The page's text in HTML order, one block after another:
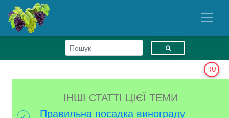
RU
ІНШІ СТАТТІ ЦІЄЇ ТЕМИ
Правильна посадка винограду